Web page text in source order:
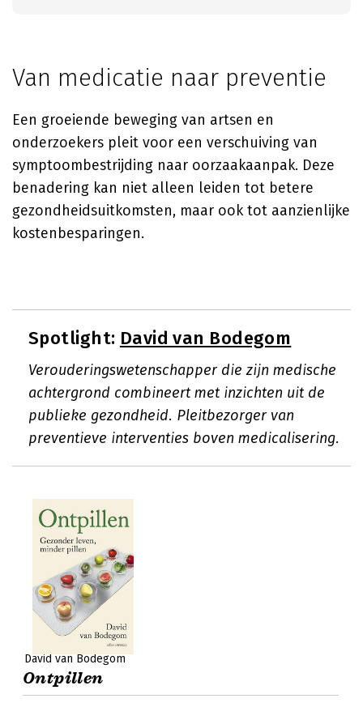
Van medicatie naar preventie
Een groeiende beweging van artsen en
onderzoekers pleit voor een verschuiving van
symptoombestrijding naar oorzaakaanpak. Deze
benadering kan niet alleen leiden tot betere
gezondheidsuitkomsten, maar ook tot aanzienlijke
kostenbesparingen.
Spotlight: David van Bodegom
Verouderingswetenschapper die zijn medische
achtergrond combineert met inzichten uit de
publieke gezondheid. Pleitbezorger van
preventieve interventies boven medicalisering.
David van Bodegom
Ontpillen